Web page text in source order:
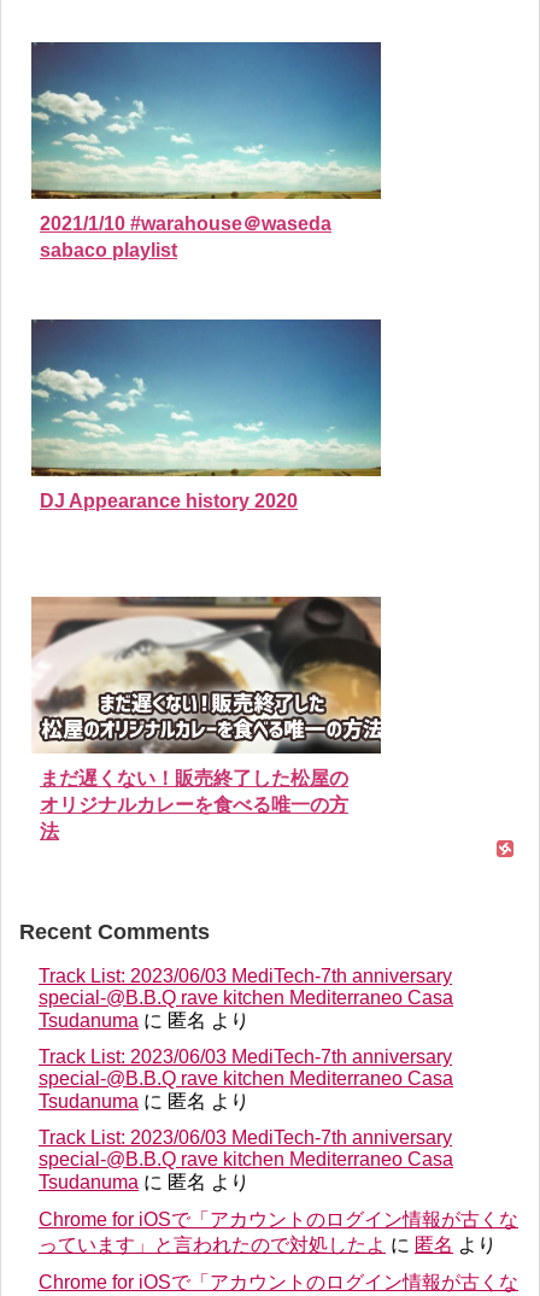
2021/1/10 #warahouse＠waseda
sabaco playlist
DJ Appearance history 2020
まだ遅くない！販売終了した松屋の
オリジナルカレーを食べる唯一の方
法
Recent Comments
Track List: 2023/06/03 MediTech-7th anniversary
special-@B.B.Q rave kitchen Mediterraneo Casa
Tsudanuma に 匿名 より
Track List: 2023/06/03 MediTech-7th anniversary
special-@B.B.Q rave kitchen Mediterraneo Casa
Tsudanuma に 匿名 より
Track List: 2023/06/03 MediTech-7th anniversary
special-@B.B.Q rave kitchen Mediterraneo Casa
Tsudanuma に 匿名 より
Chrome for iOSで「アカウントのログイン情報が古くな
っています」と言われたので対処したよ に 匿名 より
Chrome for iOSで「アカウントのログイン情報が古くな